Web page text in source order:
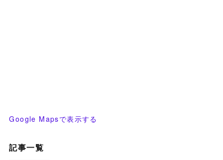
Google Mapsで表示する
記事一覧